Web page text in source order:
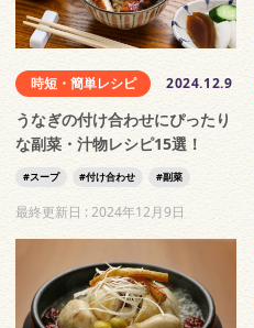
時短・簡単レシピ 2024.12.9
うなぎの付け合わせにぴったり
な副菜・汁物レシピ15選！
スープ 付け合わせ 副菜
最終更新日 :2024年12月9日